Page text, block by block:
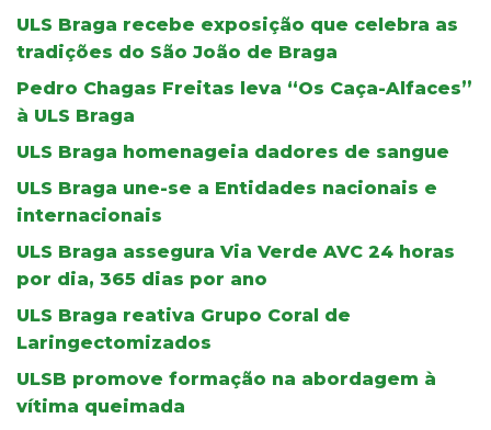
ULS Braga recebe exposição que celebra as
tradições do São João de Braga
Pedro Chagas Freitas leva “Os Caça-Alfaces”
à ULS Braga
ULS Braga homenageia dadores de sangue
ULS Braga une-se a Entidades nacionais e
internacionais
ULS Braga assegura Via Verde AVC 24 horas
por dia, 365 dias por ano
ULS Braga reativa Grupo Coral de
Laringectomizados
ULSB promove formação na abordagem à
vítima queimada